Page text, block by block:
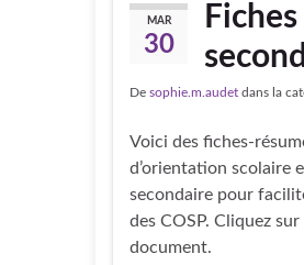
MAR
30
De sophie.m.audet dans la
Voici des fiches-
d’orientation scolaire
secondaire pour
des COSP. Cliquez
document.